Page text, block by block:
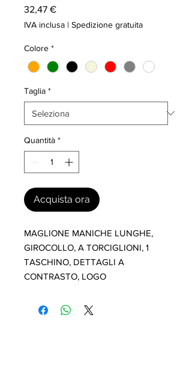
32,47 €Prezzo
IVA inclusa | Spedizione gratuita
Colore *
Taglia *
Quantità *
Acquista ora
MAGLIONE MANICHE LUNGHE,
GIROCOLLO, A TORCIGLIONI, 1
TASCHINO, DETTAGLI A
CONTRASTO, LOGO